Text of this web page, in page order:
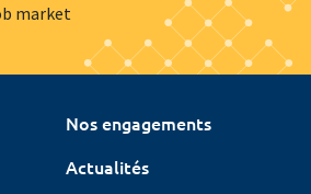
market
Nos engagements
Actualités